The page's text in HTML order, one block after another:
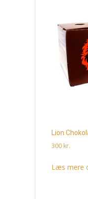
Lion
300 kr.
Læs mere